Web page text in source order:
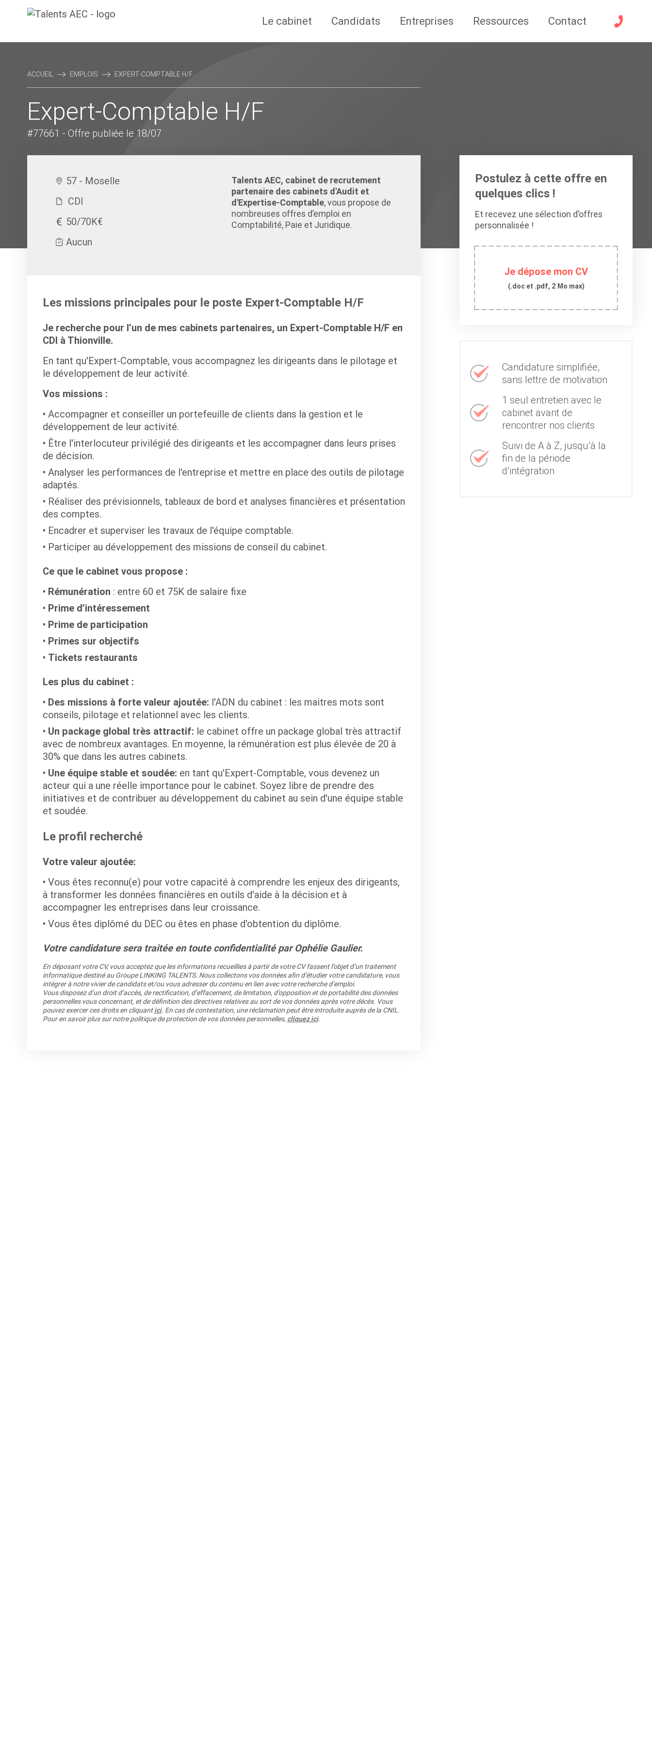
Le cabinet Candidats Entreprises Ressources Contact
ACCUEIL EMPLOIS EXPERT-COMPTABLE H/F
Expert-Comptable H/F
#77661 - Offre publiée le 18/07
57 - Moselle
CDI
50/70K€
Aucun
Talents AEC, cabinet de recrutement
partenaire des cabinets d'Audit et
d'Expertise-Comptable, vous propose de
nombreuses offres d’emploi en
Comptabilité, Paie et Juridique.
Les missions principales pour le poste Expert-Comptable H/F
Je recherche pour l’un de mes cabinets partenaires, un Expert-Comptable H/F en
CDI à Thionville.
En tant qu'Expert-Comptable, vous accompagnez les dirigeants dans le pilotage et
le développement de leur activité.
Vos missions :
Accompagner et conseiller un portefeuille de clients dans la gestion et le
développement de leur activité.
Être l'interlocuteur privilégié des dirigeants et les accompagner dans leurs prises
de décision.
Analyser les performances de l'entreprise et mettre en place des outils de pilotage
adaptés.
Réaliser des prévisionnels, tableaux de bord et analyses financières et présentation
des comptes.
Encadrer et superviser les travaux de l'équipe comptable.
Participer au développement des missions de conseil du cabinet.
Ce que le cabinet vous propose :
Rémunération : entre 60 et 75K de salaire fixe
Prime d’intéressement
Prime de participation
Primes sur objectifs
Tickets restaurants
Les plus du cabinet :
Des missions à forte valeur ajoutée: l'ADN du cabinet : les maitres mots sont
conseils, pilotage et relationnel avec les clients.
Un package global très attractif: le cabinet offre un package global très attractif
avec de nombreux avantages. En moyenne, la rémunération est plus élevée de 20 à
30% que dans les autres cabinets.
Une équipe stable et soudée: en tant qu'Expert-Comptable, vous devenez un
acteur qui a une réelle importance pour le cabinet. Soyez libre de prendre des
initiatives et de contribuer au développement du cabinet au sein d'une équipe stable
et soudée.
Le profil recherché
Votre valeur ajoutée:
Vous êtes reconnu(e) pour votre capacité à comprendre les enjeux des dirigeants,
à transformer les données financières en outils d'aide à la décision et à
accompagner les entreprises dans leur croissance.
Vous êtes diplômé du DEC ou êtes en phase d'obtention du diplôme.
Votre candidature sera traitée en toute confidentialité par Ophélie Gaulier.
En déposant votre CV, vous acceptez que les informations recueillies à partir de votre CV fassent l’objet d’un traitement
informatique destiné au Groupe LINKING TALENTS. Nous collectons vos données afin d’étudier votre candidature, vous
intégrer à notre vivier de candidats et/ou vous adresser du contenu en lien avec votre recherche d’emploi.
Vous disposez d’un droit d’accès, de rectification, d’effacement, de limitation, d’opposition et de portabilité des données
personnelles vous concernant, et de définition des directives relatives au sort de vos données après votre décès. Vous
pouvez exercer ces droits en cliquantici. En cas de contestation, une réclamation peut être introduite auprès de la CNIL.
Pour en savoir plus sur notre politique de protection de vos données personnelles, cliquez ici.
Postulez à cette offre en
quelques clics !
Et recevez une sélection d’offres
personnalisée !
Je dépose mon CV
(.doc et .pdf, 2 Mo max)
Candidature simplifiée,
sans lettre de motivation
1 seul entretien avec le
cabinet avant de
rencontrer nos clients
Suivi de A à Z, jusqu’à la
fin de la période
d’intégration